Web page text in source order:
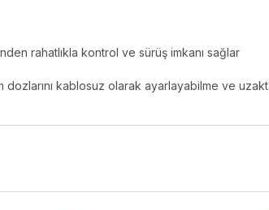
rahatlıkla kontrol ve sürüş imkanı sağlar
kablosuz olarak ayarlayabilme ve